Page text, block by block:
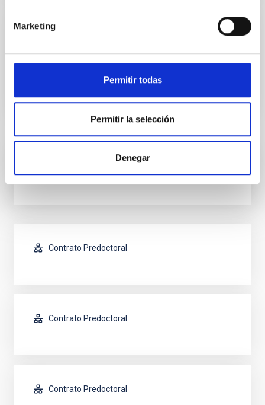
Marketing
Permitir todas
Permitir la selección
Denegar
Contrato Postdoctoral
Mr.FélixGracia Témich
Ingeniero/a Senior
Contrato Predoctoral
Contrato Predoctoral
Contrato Predoctoral